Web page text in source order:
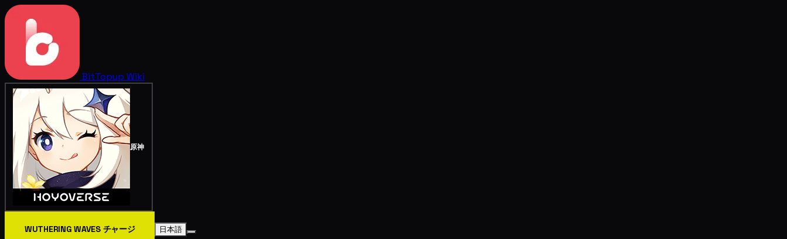
BitTopup Wiki
原神
WUTHERING WAVES チャージ 日本語